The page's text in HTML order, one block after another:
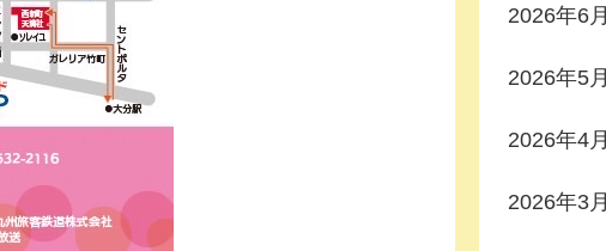
2026年6月
2026年5月
2026年4月
2026年3月